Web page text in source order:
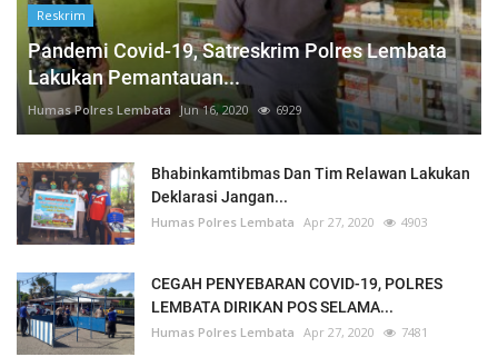
Reskrim
Pandemi Covid-19, Satreskrim Polres Lembata
Lakukan Pemantauan...
Humas Polres Lembata Jun 16, 2020 6929
Bhabinkamtibmas Dan Tim Relawan Lakukan
Deklarasi Jangan...
Humas Polres Lembata Apr 27, 2020 4903
CEGAH PENYEBARAN COVID-19, POLRES
LEMBATA DIRIKAN POS SELAMA...
Humas Polres Lembata Apr 27, 2020 7481